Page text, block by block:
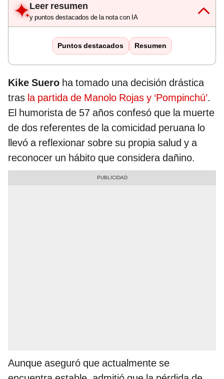
Leer resumen
y puntos destacados de la nota con IA
Puntos destacados Resumen
Kike Suero ha tomado una decisión drástica
tras la partida de Manolo Rojas y ‘Pompinchú’.
El humorista de 57 años confesó que la muerte
de dos referentes de la comicidad peruana lo
llevó a reflexionar sobre su propia salud y a
reconocer un hábito que considera dañino.
Aunque aseguró que actualmente se